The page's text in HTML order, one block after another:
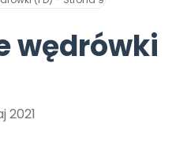
wędrówki
2021